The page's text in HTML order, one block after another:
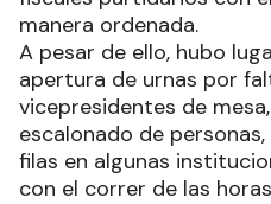
manera ordenada.
A pesar de ello, hubo
apertura de urnas por
vicepresidentes de
escalonado de
filas en algunas
con el correr de las